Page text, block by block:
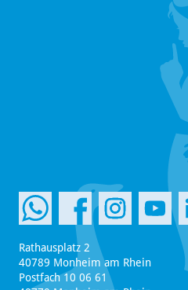
Rathausplatz 2
40789 Monheim am Rhein
Postfach 10 06 61